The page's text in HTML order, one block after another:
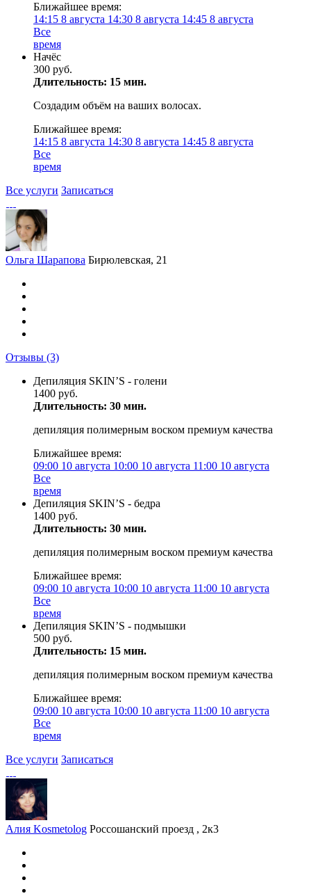
Ближайшее время:
14:15 8 августа 14:30 8 августа 14:45 8 августа
Все
время
Начёс
300 руб.
Длительность: 15 мин.
Создадим объём на ваших волосах.
Ближайшее время:
14:15 8 августа 14:30 8 августа 14:45 8 августа
Все
время
Все услуги Записаться
Ольга Шарапова Бирюлевская, 21
Отзывы (3)
Депиляция SKIN’S - голени
1400 руб.
Длительность: 30 мин.
депиляция полимерным воском премиум качества
Ближайшее время:
09:00 10 августа 10:00 10 августа 11:00 10 августа
Все
время
Депиляция SKIN’S - бедра
1400 руб.
Длительность: 30 мин.
депиляция полимерным воском премиум качества
Ближайшее время:
09:00 10 августа 10:00 10 августа 11:00 10 августа
Все
время
Депиляция SKIN’S - подмышки
500 руб.
Длительность: 15 мин.
депиляция полимерным воском премиум качества
Ближайшее время:
09:00 10 августа 10:00 10 августа 11:00 10 августа
Все
время
Все услуги Записаться
Алия Kosmetolog Россошанский проезд , 2к3